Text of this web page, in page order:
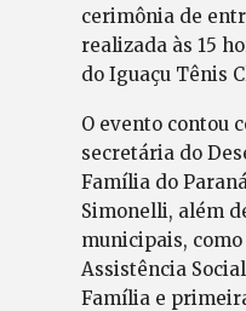
cerimônia de
realizada às 15
do Iguaçu Tênis
O evento contou
secretária do
Família do
Simonelli, além
municipais,
Assistência
Família e